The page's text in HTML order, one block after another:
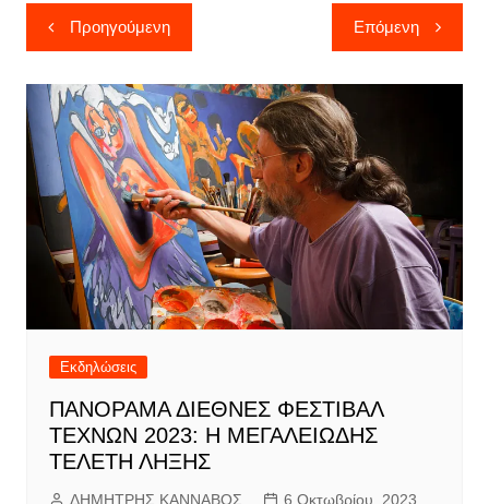
Πλοήγηση
άρθρων
Προηγούμενη Επόμενη
Εκδηλώσεις
ΠΑΝΟΡΑΜΑ ΔΙΕΘΝΕΣ ΦΕΣΤΙΒΑΛ
ΤΕΧΝΩΝ 2023: Η ΜΕΓΑΛΕΙΩΔΗΣ
ΤΕΛΕΤΗ ΛΗΞΗΣ
ΔΗΜΗΤΡΗΣ ΚΑΝΝΑΒΟΣ 6 Οκτωβρίου, 2023